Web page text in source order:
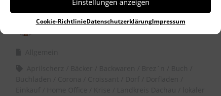
Einstellungen anzeigen
Cookie-RichtlinieDatenschutzerklärungImpressum
byDr. Birgitta Unger-Richter